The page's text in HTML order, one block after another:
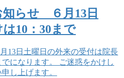
知らせ ６月13日
は10：30まで
13日土曜日の外来の受付は院長
になります。 ご迷惑をかけし
し上げます。